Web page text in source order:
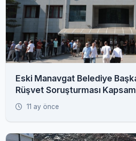
Eski Manavgat Belediye
Rüşvet Soruşturması
Sevk Edildi
11 ay önce